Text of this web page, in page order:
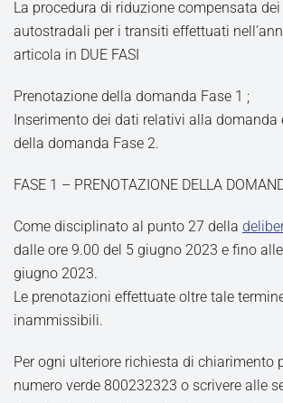
La procedura di riduzione compensata
autostradali per i transiti effettuati
articola in DUE FASI
Prenotazione della domanda Fase 1 ;
Inserimento dei dati relativi alla domanda
della domanda Fase 2.
FASE 1 – PRENOTAZIONE DELLA
Come disciplinato al punto 27 della
dalle ore 9.00 del 5 giugno 2023 e fino alle
giugno 2023.
Le prenotazioni effettuate oltre tale
inammissibili.
Per ogni ulteriore richiesta di chiarimento
numero verde 800232323 o scrivere alle